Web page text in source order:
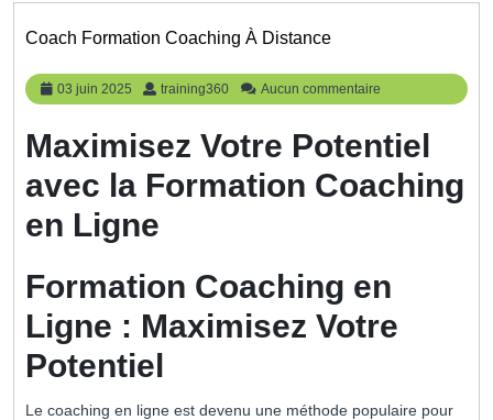
Coach Formation Coaching À Distance
03 juin 2025
03
juin
training360 training360
Aucun commentaire
Maximisez Votre Potentiel
avec la Formation Coaching
en Ligne
Formation Coaching en
Ligne : Maximisez Votre
Potentiel
Le coaching en ligne est devenu une méthode populaire pour